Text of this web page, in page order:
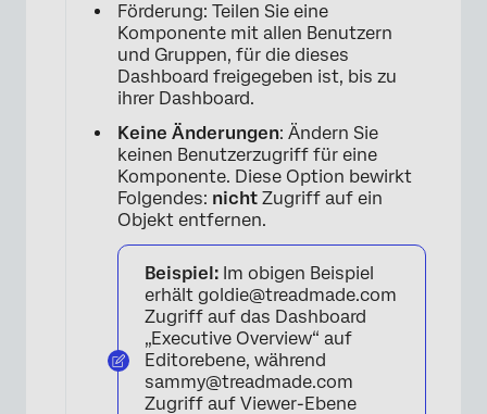
×
Förderung: Teilen Sie eine
Komponente mit allen Benutzern
und Gruppen, für die dieses
Dashboard freigegeben ist, bis zu
ihrer Dashboard.
Keine Änderungen: Ändern Sie
keinen Benutzerzugriff für eine
Komponente. Diese Option bewirkt
Folgendes: nicht Zugriff auf ein
Objekt entfernen.
Beispiel: Im obigen Beispiel
erhält goldie@treadmade.com
Zugriff auf das Dashboard
„Executive Overview“ auf
Editorebene, während
sammy@treadmade.com
Zugriff auf Viewer-Ebene